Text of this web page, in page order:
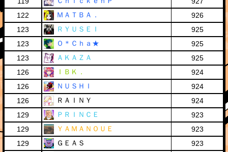
122
ＭＡＴＢＡ．
926
123
ＲＹＵＳＥＩ
925
123
Ｏ＊Ｃｈａ★
925
123
ＡＫＡＺＡ
925
126
ＩＢＫ．
924
126
ＮＵＳＨＩ
924
126
ＲＡＩＮＹ
924
129
ＰＲＩＮＣＥ
923
129
ＹＡＭＡＮＯＵＥ
923
129
ＧＥＡＳ
923